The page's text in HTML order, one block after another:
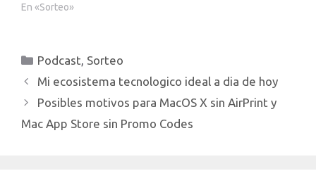
Screenflow 3, el que es
para Mac. [youtube
clip_id="_X5osP01SL8"]
En «Sorteo»
Categorías
Podcast Sorteo
Mi ecosistema tecnologico ideal a dia de hoy
Posibles motivos para MacOS X sin AirPrint y
Mac App Store sin Promo Codes